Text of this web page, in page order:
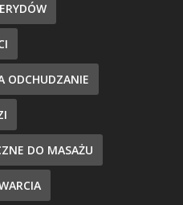
ODCHUDZANIE
DO MASAŻU